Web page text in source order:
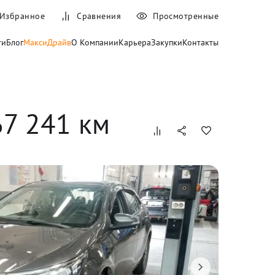
БлогМаксиДрайвО КомпанииКарьераЗакупкиКонтакты
Избранное Сравнения Просмотренные
241 км